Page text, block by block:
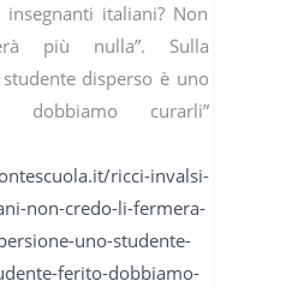
insegnanti italiani? Non
più nulla”. Sulla
disperso è uno
dobbiamo curarli”
ricci-invalsi-
non-credo-li-fermera-
uno-studente-
ferito-dobbiamo-